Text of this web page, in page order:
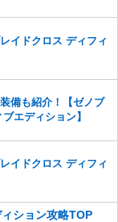
イドクロス ディフィ
備も紹介！【ゼノブ
エディション】
イドクロス ディフィ
ション攻略TOP